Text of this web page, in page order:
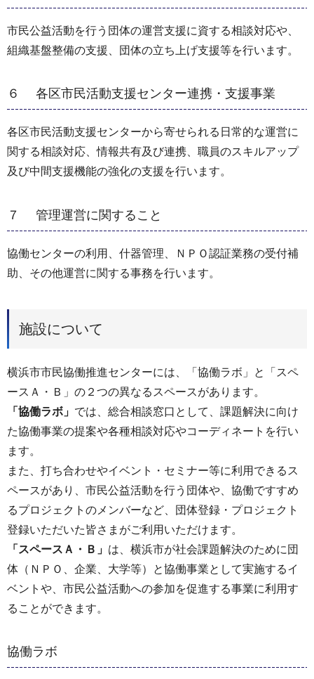
市民公益活動を行う団体の運営支援に資する相談対応や、
組織基盤整備の支援、団体の立ち上げ支援等を行います。
６ 各区市民活動支援センター連携・支援事業
各区市民活動支援センターから寄せられる日常的な運営に
関する相談対応、情報共有及び連携、職員のスキルアップ
及び中間支援機能の強化の支援を行います。
７ 管理運営に関すること
協働センターの利用、什器管理、ＮＰＯ認証業務の受付補
助、その他運営に関する事務を行います。
施設について
横浜市市民協働推進センターには、「協働ラボ」と「スペ
ースＡ・Ｂ」の２つの異なるスペースがあります。
「協働ラボ」 では、総合相談窓口として、課題解決に向け
た協働事業の提案や各種相談対応やコーディネートを行い
ます。
また、打ち合わせやイベント・セミナー等に利用できるス
ペースがあり、市民公益活動を行う団体や、協働ですすめ
るプロジェクトのメンバーなど、団体登録・プロジェクト
登録いただいた皆さまがご利用いただけます。
「スペースＡ・Ｂ」 は、横浜市が社会課題解決のために団
体（ＮＰＯ、企業、大学等）と協働事業として実施するイ
ベントや、市民公益活動への参加を促進する事業に利用す
ることができます。
協働ラボ